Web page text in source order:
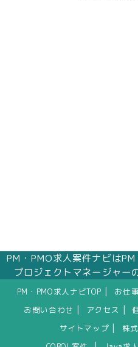
PM・PMO求人案件ナビは
プロジェクトマネージャー
PM・PMO求人ナビTOP お仕
お問い合わせ アクセス
サイトマップ
株